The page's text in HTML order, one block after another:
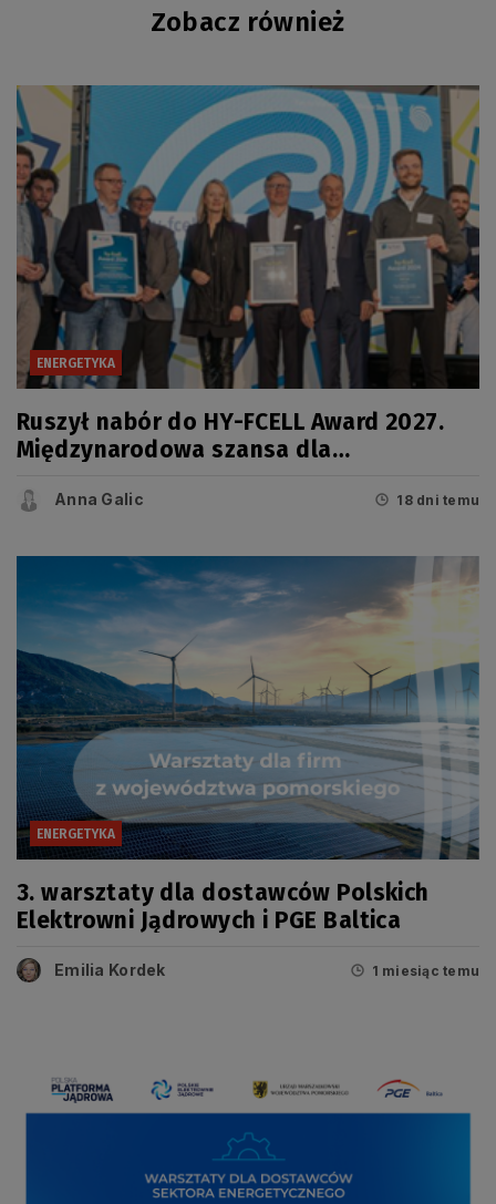
Zobacz również
ENERGETYKA
Ruszył nabór do HY-FCELL Award 2027.
Międzynarodowa szansa dla
wodorowych
Anna Galic 18 dni temu
ENERGETYKA
3. warsztaty dla dostawców Polskich
Elektrowni Jądrowych i PGE Baltica
Emilia Kordek 1 miesiąc temu